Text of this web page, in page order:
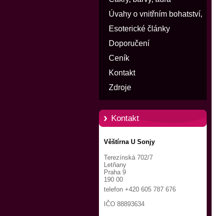
Úvahy o vnitřním bohatství,
štěstí a penězích
Esoterické články
Doporučení
Ceník
Kontakt
Zdroje
Kontakt
Věštírna U Sonjy
Terezínská 702/7
Letňany
Praha 9
190 00
telefon +420 605 787 676
IČO 88893634